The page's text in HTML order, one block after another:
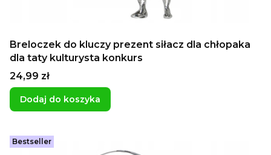
Breloczek do kluczy prezent siłacz dla chłopaka
dla taty kulturysta konkurs
Cena
24,99 zł
Dodaj do koszyka
Bestseller